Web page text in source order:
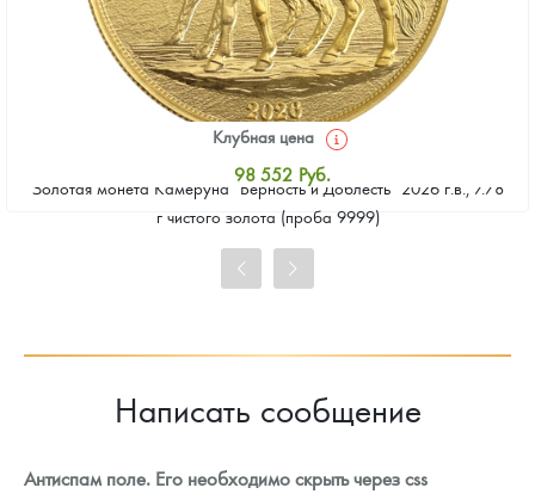
Золотая монета Камеруна "Верность и Доблесть" 2026 г.в., 7.78
г чистого золота (проба 9999)
Клубная цена
98 552 Руб.
Стандартная цена
Цена выкупа
Написать сообщение
Антиспам поле. Его необходимо скрыть через css